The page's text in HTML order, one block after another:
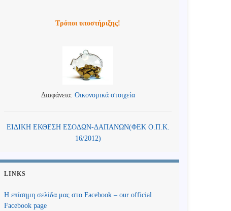
Τρόποι υποστήριξης!
Διαφάνεια: Οικονομικά στοιχεία
ΕΙΔΙΚΗ ΕΚΘΕΣΗ ΕΣΟΔΩΝ-ΔΑΠΑΝΩΝ(ΦΕΚ Ο.Π.Κ.
16/2012)
LINKS
Η επίσημη σελίδα μας στο Facebook – our official
Facebook page